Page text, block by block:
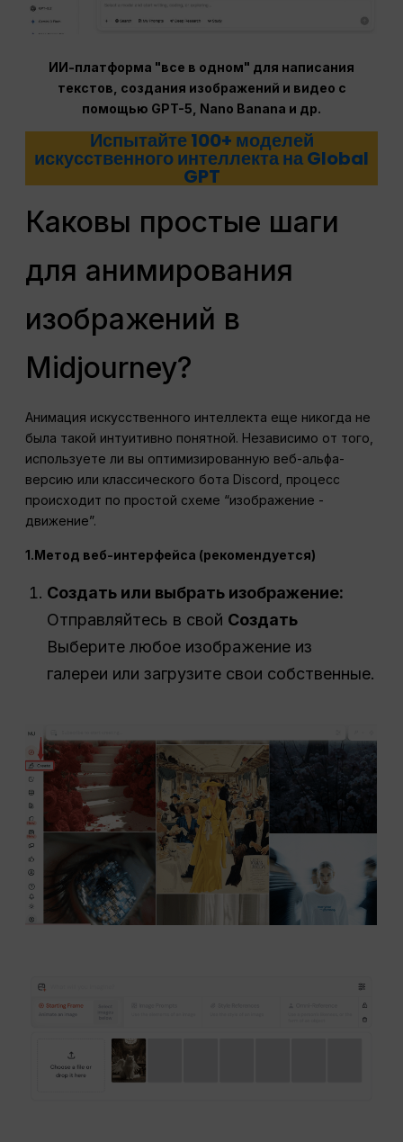
ИИ-платформа "все в одном" для написания
текстов, создания изображений и видео с
помощью GPT-5, Nano Banana и др.
Испытайте 100+ моделей
искусственного интеллекта на Global
GPT
Каковы простые шаги
для анимирования
изображений в
Midjourney?
Анимация искусственного интеллекта еще никогда не
была такой интуитивно понятной. Независимо от того,
используете ли вы оптимизированную веб-альфа-
версию или классического бота Discord, процесс
происходит по простой схеме “изображение -
движение”.
1.Метод веб-интерфейса (рекомендуется)
Создать или выбрать изображение:
Отправляйтесь в свой Создать
Выберите любое изображение из
галереи или загрузите свои собственные.